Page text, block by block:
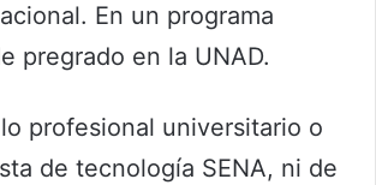
En un programa
pregrado en la UNAD.
profesional universitario o
de tecnología SENA, ni de